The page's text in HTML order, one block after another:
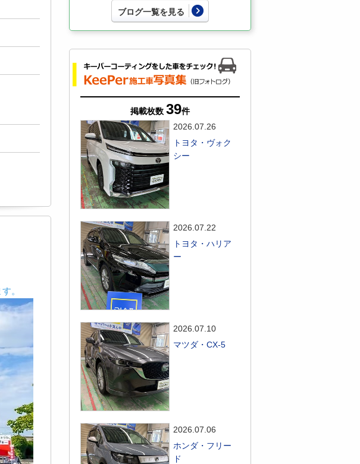
。
ブログ一覧を見る
掲載枚数39件
2026.07.26
トヨタ・ヴォク
シー
2026.07.22
トヨタ・ハリア
ー
2026.07.10
マツダ・CX-5
2026.07.06
ホンダ・フリー
ド